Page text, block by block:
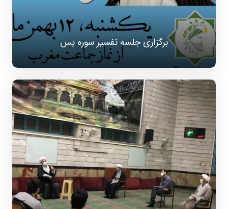
برگزاری جلسه تفسیر سوره یس